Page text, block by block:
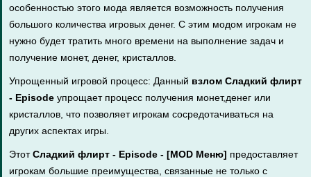
особенностью этого мода является возможность получения
большого количества игровых денег. С этим модом игрокам не
нужно будет тратить много времени на выполнение задач и
получение монет, денег, кристаллов.
Упрощенный игровой процесс: Данный взлом Сладкий флирт
- Episode упрощает процесс получения монет,денег или
кристаллов, что позволяет игрокам сосредотачиваться на
других аспектах игры.
ЭтотСладкий флирт - Episode - [MOD Меню] предоставляет
игрокам большие преимущества, связанные не только с